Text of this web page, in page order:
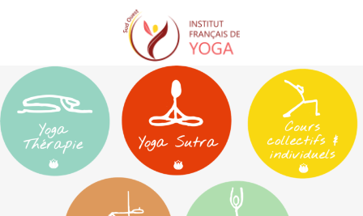
Qui sommes-nous
L’association IFY Sud Ouest
Bureau & CA
Nous contacter
Les actualités
Le yoga enseigné
Adhérer à l’IFY SO
Trouver un cours
Trouver un professeur
Trouver un stage
Trouver un séminaire
Trouver une formation
Formateurs agréés
Pré-requis